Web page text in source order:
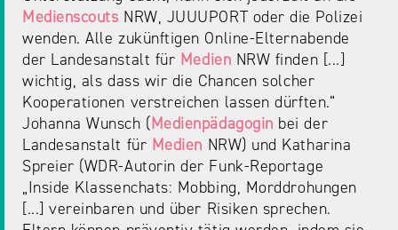
Medienscouts NRW, JUUUPORT oder die Polizei
wenden. Alle zukünftigen Online-Elternabende
der Landesanstalt für Medien NRW finden [...]
wichtig, als dass wir die Chancen solcher
Kooperationen verstreichen lassen dürften.“
Johanna Wunsch (Medienpädagogin bei der
Landesanstalt für Medien NRW) und Katharina
Spreier (WDR-Autorin der Funk‑Reportage
„Inside Klassenchats: Mobbing, Morddrohungen
[...] vereinbaren und über Risiken sprechen.